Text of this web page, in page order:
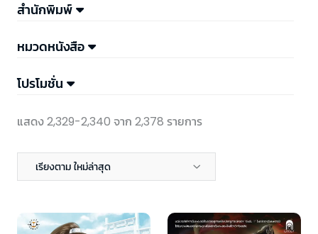
สำนักพิมพ์
หมวดหนังสือ
โปรโมชั่น
แสดง 2,329-2,340 จาก 2,378 รายการ
เรียงตาม ใหม่ล่าสุด